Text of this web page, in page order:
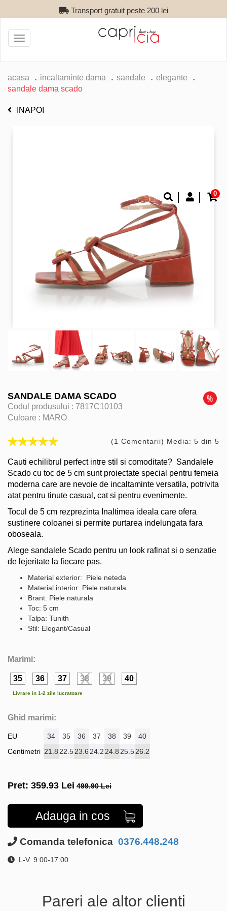
Transport gratuit peste 200 lei
0
Toggle
navigation
acasa incaltaminte dama sandale
elegante
sandale dama scado
INAPOI
SANDALE DAMA SCADO
Codul produsului : 7817C10103
Culoare : MARO
(1 Comentarii) Media: 5 din 5
Cauti echilibrul perfect intre stil si comoditate? Sandalele
Scado cu toc de 5 cm sunt proiectate special pentru femeia
moderna care are nevoie de incaltaminte versatila, potrivita
atat pentru tinute casual, cat si pentru evenimente.
Tocul de 5 cm rezprezinta Inaltimea ideala care ofera
sustinere coloanei si permite purtarea indelungata fara
oboseala.
Alege sandalele Scado pentru un look rafinat si o senzatie
de lejeritate la fiecare pas.
Material exterior: Piele neteda
Material interior: Piele naturala
Brant: Piele naturala
Toc: 5 cm
Talpa: Tunith
Stil: Elegant/Casual
Marimi:
35 36 37 38 39 40
Livrare in 1-2 zile lucratoare
Ghid marimi:
EU
Centimetri
34 35 36 37 38 39
40
21.8 22.523.6 24.2 24.8 25.526.2
Pret: 359.93 Lei 499.90 Lei
Adauga in cos
Comanda telefonica 0376.448.248
L-V: 9:00-17:00
Pareri ale altor clienti